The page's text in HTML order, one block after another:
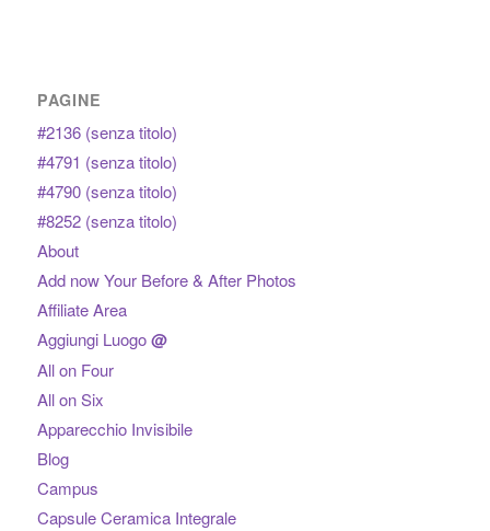
PAGINE
#2136 (senza titolo)
#4791 (senza titolo)
#4790 (senza titolo)
#8252 (senza titolo)
About
Add now Your Before & After Photos
Affiliate Area
Aggiungi Luogo@
All on Four
All on Six
Apparecchio Invisibile
Blog
Campus
Capsule Ceramica Integrale